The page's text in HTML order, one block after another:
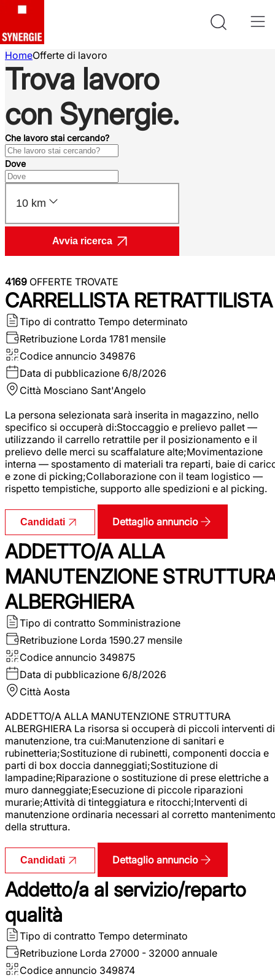
HomeOfferte di lavoro
Trova lavoro
con Synergie.
Che lavoro stai cercando?
Dove
10 km
Avvia ricerca
4169 OFFERTE TROVATE
CARRELLISTA RETRATTILISTA
Tipo di contratto Tempo determinato
Retribuzione Lorda 1781 mensile
Codice annuncio 349876
Data di pubblicazione 6/8/2026
Città Mosciano Sant'Angelo
La persona selezionata sarà inserita in magazzino, nello
specifico si occuperà di:Stoccaggio e prelievo pallet —
utilizzando il carrello retrattile per il posizionamento e il
prelievo delle merci su scaffalature alte;Movimentazione
interna — spostamento di materiali tra reparti, baie di
e zone di picking;Collaborazione con il team logistico —
rispetto tempistiche, supporto alle spedizioni e al picking.
Candidati Dettaglio annuncio
ADDETTO/A ALLA
MANUTENZIONE
ALBERGHIERA
Tipo di contratto Somministrazione
Retribuzione Lorda 1590.27 mensile
Codice annuncio 349875
Data di pubblicazione 6/8/2026
Città Aosta
ADDETTO/A ALLA MANUTENZIONE STRUTTURA
ALBERGHIERA La risorsa si occuperà di piccoli interventi di
manutenzione, tra cui:Manutenzione di sanitari e
rubinetteria;Sostituzione di rubinetti, componenti doccia e
parti di box doccia danneggiati;Sostituzione di
lampadine;Riparazione o sostituzione di prese elettriche a
muro danneggiate;Esecuzione di piccole riparazioni
murarie;Attività di tinteggiatura e ritocchi;Interventi di
manutenzione ordinaria necessari al corretto
della struttura.
Candidati Dettaglio annuncio
Addetto/a al servizio/reparto
qualità
Tipo di contratto Tempo determinato
Retribuzione Lorda 27000 - 32000 annuale
Codice annuncio 349874